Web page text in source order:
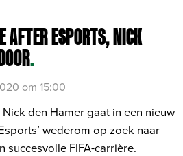
AFTER ESPORTS, NICK
.
om 15:00
den Hamer gaat in een nieuw
wederom op zoek naar
succesvolle FIFA-carrière.